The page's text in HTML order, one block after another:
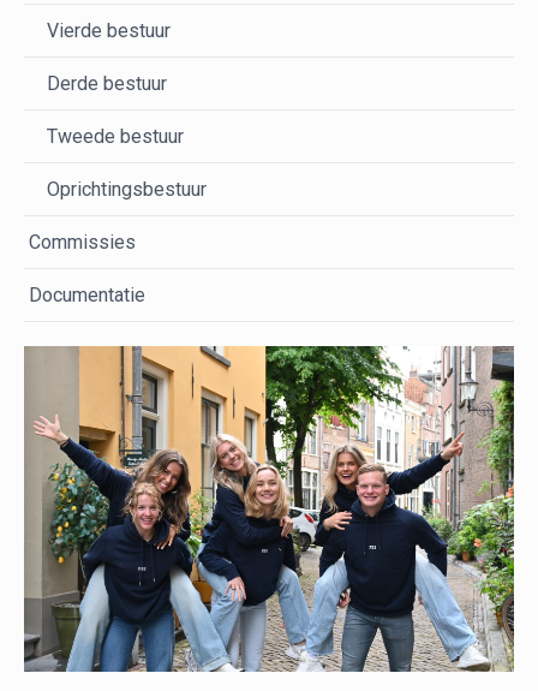
Vierde bestuur
Derde bestuur
Tweede bestuur
Oprichtingsbestuur
Commissies
Documentatie